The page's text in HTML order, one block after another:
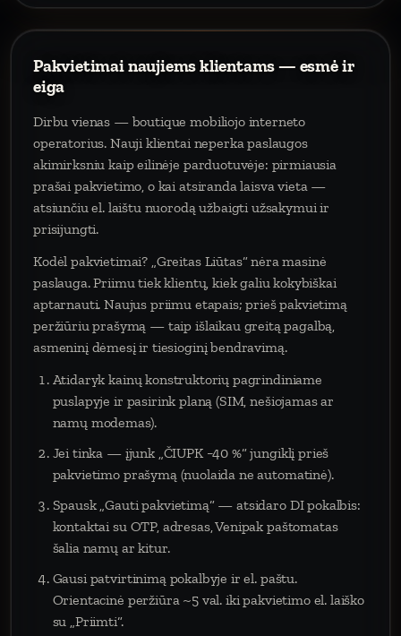
Pakvietimai naujiems klientams — esmė ir
eiga
Dirbu vienas — boutique mobiliojo interneto
operatorius. Nauji klientai neperka paslaugos
akimirksniu kaip eilinėje parduotuvėje: pirmiausia
prašai pakvietimo, o kai atsiranda laisva vieta —
atsiunčiu el. laištu nuorodą užbaigti užsakymui ir
prisijungti.
Kodėl pakvietimai? „Greitas Liūtas“ nėra masinė
paslauga. Priimu tiek klientų, kiek galiu kokybiškai
aptarnauti. Naujus priimu etapais; prieš pakvietimą
peržiūriu prašymą — taip išlaikau greitą pagalbą,
asmeninį dėmesį ir tiesioginį bendravimą.
Atidaryk kainų konstruktorių pagrindiniame
puslapyje ir pasirink planą (SIM, nešiojamas ar
namų modemas).
Jei tinka — įjunk „ČIUPK −40 %“ jungiklį prieš
pakvietimo prašymą (nuolaida ne automatinė).
Spausk „Gauti pakvietimą“ — atsidaro DI pokalbis:
kontaktai su OTP, adresas, Venipak paštomatas
šalia namų ar kitur.
Gausi patvirtinimą pokalbyje ir el. paštu.
Orientacinė peržiūra ~5 val. iki pakvietimo el. laiško
su „Priimti“.